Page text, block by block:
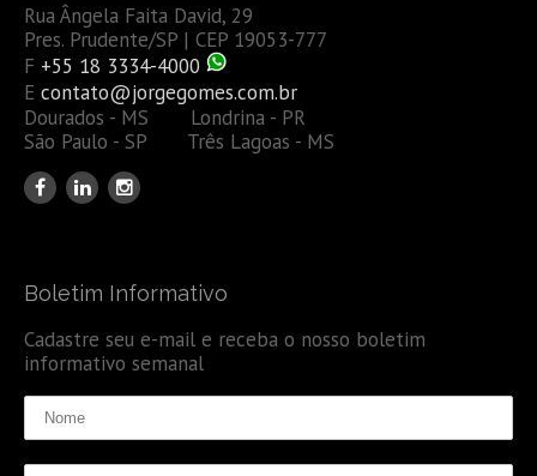
Rua Ângela Faita David, 29
Pres. Prudente/SP | CEP 19053-777
F +55 18 3334-4000
E contato@jorgegomes.com.br
Dourados - MS Londrina - PR
São Paulo - SP Três Lagoas - MS
Boletim Informativo
Cadastre seu e-mail e receba o nosso boletim
informativo semanal